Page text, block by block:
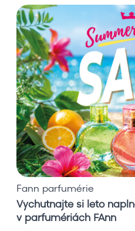
V
y
c
h
u
t
n
a
j
t
e
s
l
e
t
Fann parfumérie
Vychutnajte si leto
v parfumériách FAnn